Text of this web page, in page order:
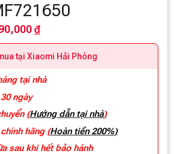
₫
tại Xiaomi Hải Phòng
tại nhà
ngày
(Hướng dẫn tại nhà)
hãng (Hoàn tiền 200%)
sau khi hết bảo hành